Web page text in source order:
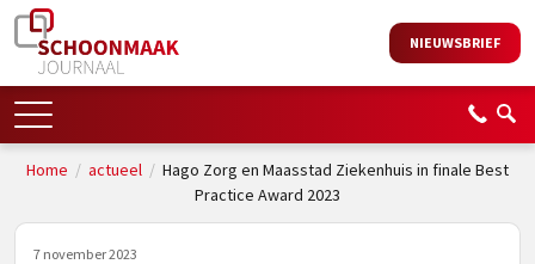
NIEUWSBRIEF
Home / actueel / Hago Zorg en Maasstad Ziekenhuis in finale Best
Practice Award 2023
7 november 2023